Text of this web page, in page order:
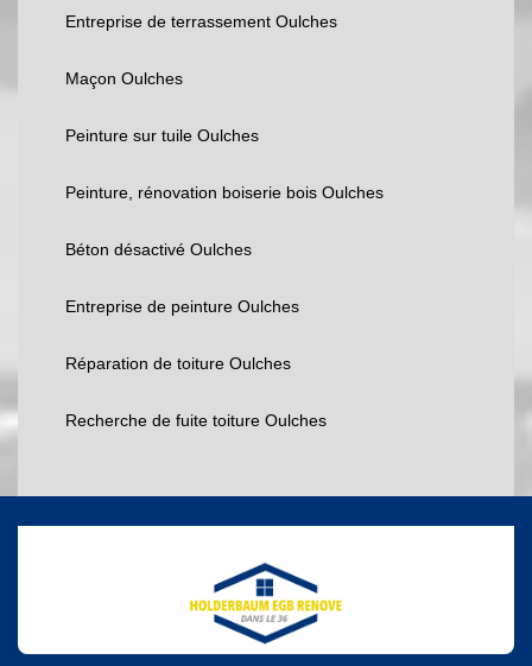
Entreprise de terrassement Oulches
Maçon Oulches
Peinture sur tuile Oulches
Peinture, rénovation boiserie bois Oulches
Béton désactivé Oulches
Entreprise de peinture Oulches
Réparation de toiture Oulches
Recherche de fuite toiture Oulches